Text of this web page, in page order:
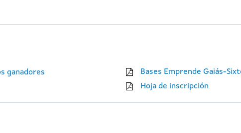
ganadores Bases Emprende Gaiás-
Hoja de inscripción